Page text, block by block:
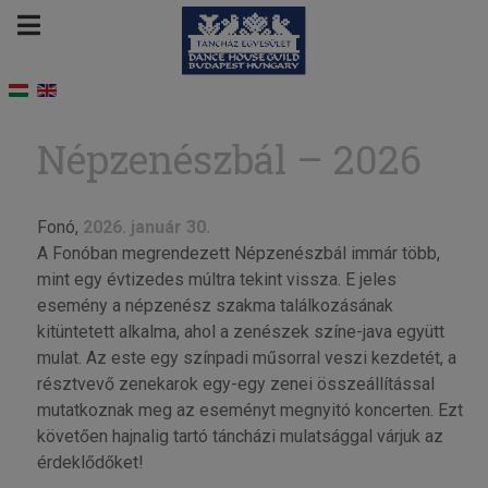
Népzenészbál – 2026
Fonó, 2026. január 30.
A Fonóban megrendezett Népzenészbál immár több,
mint egy évtizedes múltra tekint vissza. E jeles
esemény a népzenész szakma találkozásának
kitüntetett alkalma, ahol a zenészek színe-java együtt
mulat. Az este egy színpadi műsorral veszi kezdetét, a
résztvevő zenekarok egy-egy zenei összeállítással
mutatkoznak meg az eseményt megnyitó koncerten. Ezt
követően hajnalig tartó táncházi mulatsággal várjuk az
érdeklődőket!